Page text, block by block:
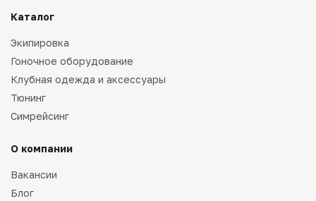
Каталог
Экипировка
Гоночное оборудование
Клубная одежда и аксессуары
Тюнинг
Симрейсинг
О компании
Вакансии
Блог